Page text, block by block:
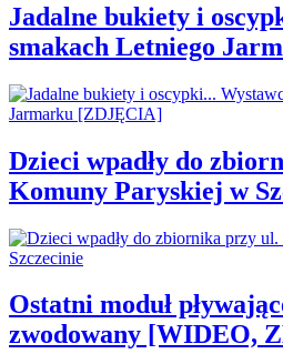
Jadalne bukiety i
smakach Letniego
Dzieci wpadły do
Komuny Paryskiej w
Ostatni moduł
zwodowany [WIDEO,